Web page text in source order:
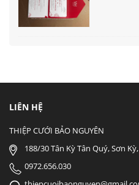
LIÊN HỆ
THIỆP CƯỚI BẢO NGUYÊN
188/30 Tân Kỳ Tân Quý, Sơn
0972.656.030